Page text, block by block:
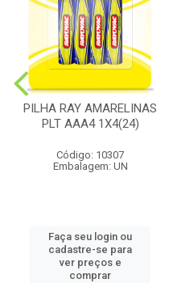
PILHA RAY AMARELINAS
PLT AAA4 1X4(24)
Código: 10307
Embalagem: UN
Faça seu login ou
cadastre-se para
ver preços e
comprar